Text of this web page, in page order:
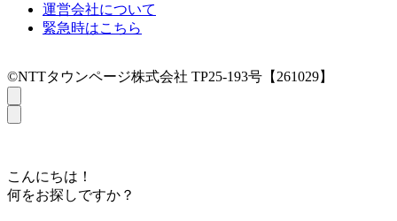
運営会社について
緊急時はこちら
©NTTタウンページ株式会社 TP25-193号【261029】
こんにちは！
何をお探しですか？